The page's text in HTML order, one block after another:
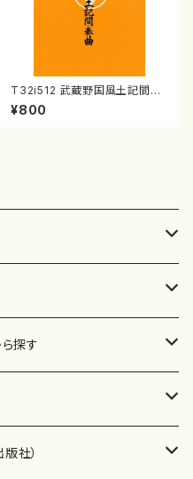
T32i512 武蔵野国風土記間奏
曲（尺八/初代 山川園松/楽譜）
都山流公刊楽譜曲番:2221
¥800
ら探す
社）